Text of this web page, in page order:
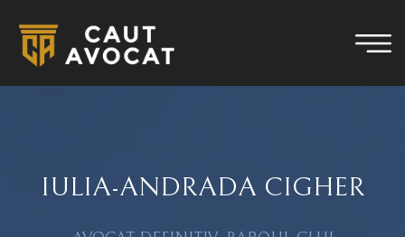
IULIA-ANDRADA CIGHER